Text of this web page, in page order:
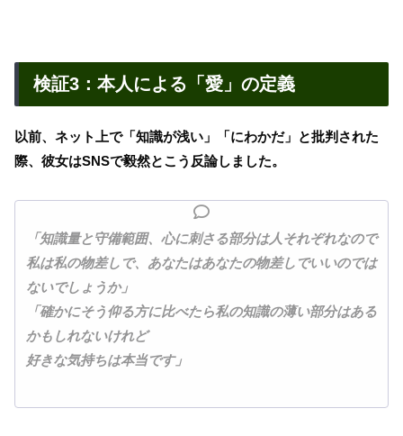
検証3：本人による「愛」の定義
以前、ネット上で「知識が浅い」「にわかだ」と批判された
際、彼女はSNSで毅然とこう反論しました。
「知識量と守備範囲、心に刺さる部分は人それぞれなので
私は私の物差しで、あなたはあなたの物差しでいいのでは
ないでしょうか」
「確かにそう仰る方に比べたら私の知識の薄い部分はある
かもしれないけれど
好きな気持ちは本当です」